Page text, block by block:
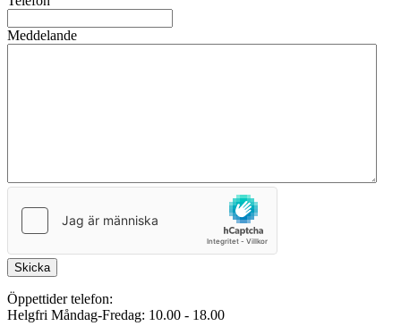
Meddelande
Skicka
Öppettider telefon:
Helgfri Måndag-Fredag: 10.00 - 18.00